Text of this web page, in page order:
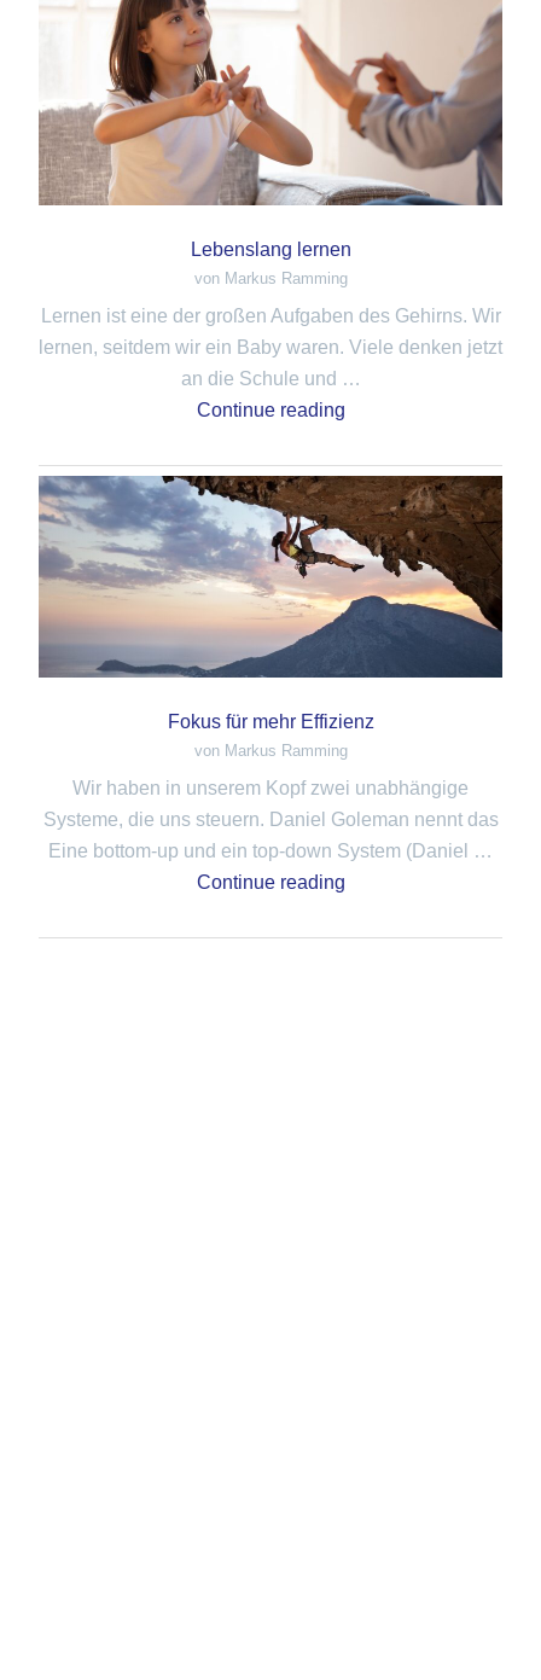
Lebenslang lernen
von Markus Ramming
Lernen ist eine der großen Aufgaben des Gehirns. Wir
lernen, seitdem wir ein Baby waren. Viele denken jetzt
an die Schule und …
Continue reading
Fokus für mehr Effizienz
von Markus Ramming
Wir haben in unserem Kopf zwei unabhängige
Systeme, die uns steuern. Daniel Goleman nennt das
Eine bottom-up und ein top-down System (Daniel …
Continue reading